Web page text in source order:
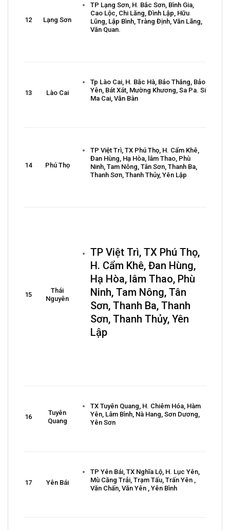
12 Lạng Sơn
TP Lạng Sơn, H. Bắc Sơn, Bình Gia,
Cao Lộc, Chi Lăng, Đình Lập, Hữu
Lũng, Lập Bình, Tràng Định, Văn Lãng,
Văn Quan.
13 Lào Cai
Tp Lào Cai, H. Bắc Hà, Bảo Thắng, Bảo
Yên, Bát Xát, Mường Khương, Sa Pa. Si
Ma Cai, Văn Bàn
14 Phú Thọ
TP Việt Trì, TX Phú Thọ, H. Cẩm Khê,
Đan Hùng, Hạ Hòa, lâm Thao, Phù
Ninh, Tam Nông, Tân Sơn, Thanh Ba,
Thanh Sơn, Thanh Thủy, Yên Lập
15
Thái
Nguyên
TP Việt Trì, TX Phú Thọ,
H. Cẩm Khê, Đan Hùng,
Hạ Hòa, lâm Thao, Phù
Ninh, Tam Nông, Tân
Sơn, Thanh Ba, Thanh
Sơn, Thanh Thủy, Yên
Lập
16
Tuyên
Quang
TX Tuyên Quang, H. Chiêm Hóa, Hàm
Yên, Lâm Bình, Nà Hang, Sơn Dương,
Yên Sơn
17 Yên Bái
TP Yên Bái, TX Nghĩa Lộ, H. Lục Yên,
Mù Căng Trải, Trạm Tấu, Trấn Yên ,
Văn Chấn, Văn Yên , Yên Bình